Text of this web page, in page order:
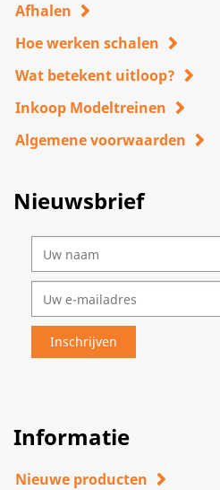
Afhalen
Hoe werken schalen
Wat betekent uitloop?
Inkoop Modeltreinen
Algemene voorwaarden
Nieuwsbrief
Informatie
Nieuwe producten